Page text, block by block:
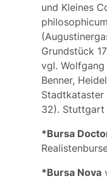
und Kleines
Grundstück
vgl. Wolfgang
Benner,
Stadtkataster
32). Stuttgart
*Bursa
*Bursa Nova